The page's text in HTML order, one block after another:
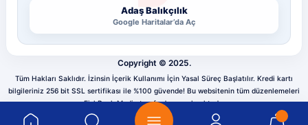
Adaş Balıkçılık
Google Haritalar’da Aç
Copyright © 2025.
Tüm Hakları Saklıdır. İzinsin İçerik Kullanımı İçin Yasal Süreç Başlatılır. Kredi kartı
bilgileriniz 256 bit SSL sertifikası ile %100 güvende! Bu websitenin tüm düzenlemeleri
FishPeak Media tarafından yapılmaktadır.